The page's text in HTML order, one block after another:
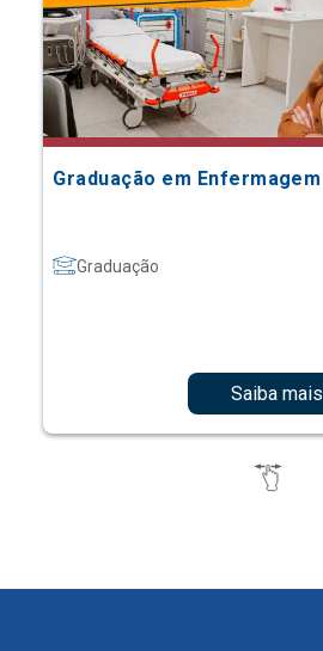
Graduação em Enfermagem
Graduação
Saiba mais